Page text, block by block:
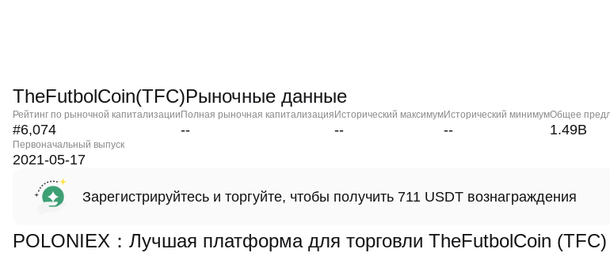
TheFutbolCoin(TFC)Рыночные данные
Рейтинг по рыночной капитализации
#6,074
Полная рыночная капитализация
--
Исторический максимум
--
Исторический минимум
--
Общее
1.49B
Первоначальный выпуск
2021-05-17
Зарегистрируйтесь и торгуйте, чтобы получить 711 USDT вознаграждения
POLONIEX：Лучшая платформа для торговли TheFutbolCoin (TFC)